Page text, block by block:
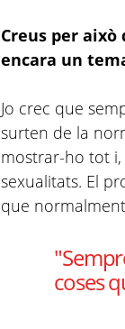
Creus per
encara un
Jo crec que
surten de la
mostrar-ho tot
sexualitats. El
que
coses